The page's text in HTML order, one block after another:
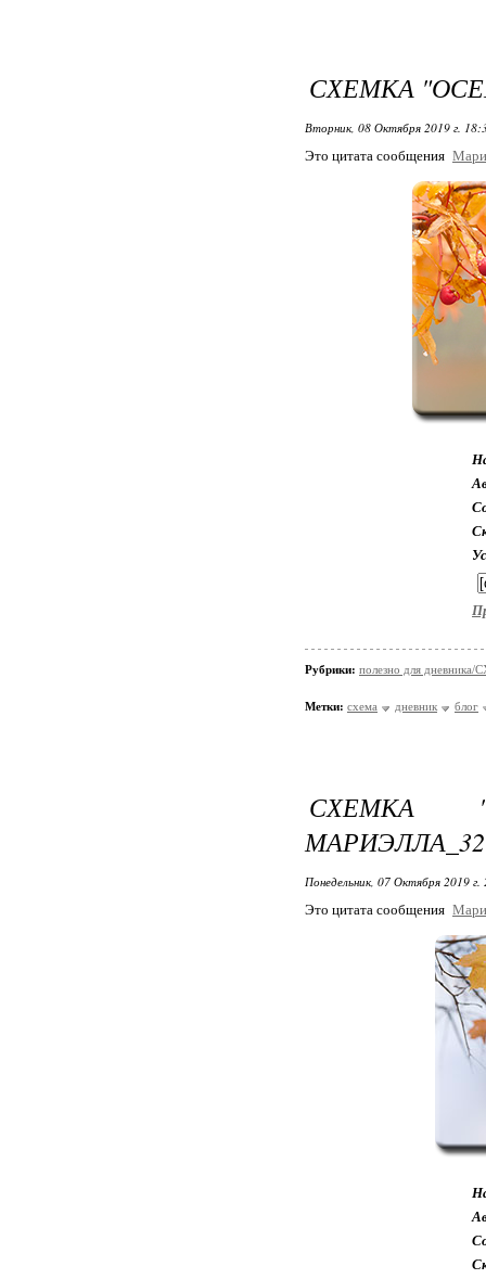
СХЕМКА
Вторник, 08 Октября 2019 г.
Это цитата сообщения
Рубрики: полезно для
Метки: схема дневник блог
СХЕМКА
МАРИЭЛЛА_32
Понедельник, 07 Октября 2019
Это цитата сообщения